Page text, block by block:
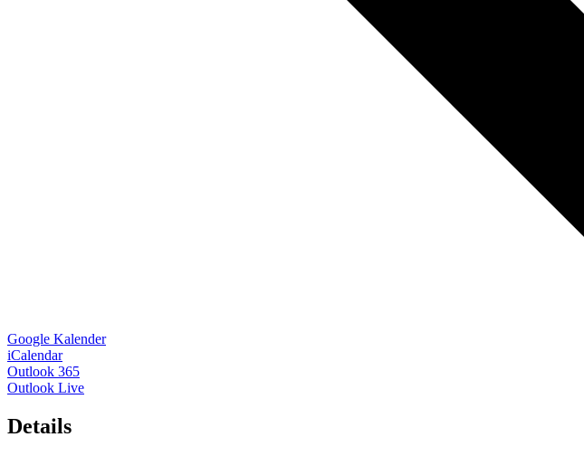
Google Kalender
iCalendar
Outlook 365
Outlook Live
Details